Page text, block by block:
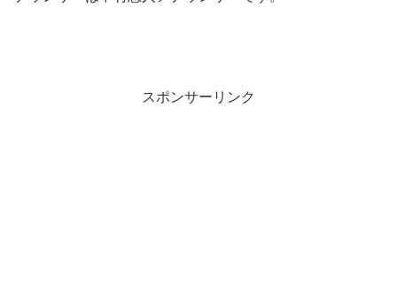
スポンサーリンク